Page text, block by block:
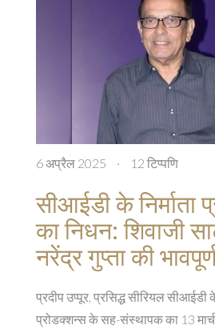
6 अप्रैल 2025 · 12 टिप्पणि
सीआईडी के निर्माता
का निधन: शिवाजी
नरेंद्र गुप्ता की
प्रदीप उप्पूर, प्रसिद्ध सीरियल सीआईडी
प्रोडक्शन्स के सह-संस्थापक का 13